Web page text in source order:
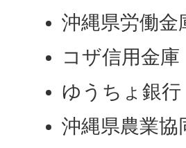
沖縄県労働金
コザ信用金庫
ゆうちょ銀行
沖縄県農業協